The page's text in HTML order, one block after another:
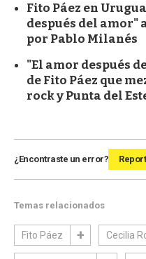
Fito Páez en
después del amor"
por Pablo Milanés
"El amor después
de Fito Páez que
rock y Punta del
¿Encontraste un error?
Temas relacionados
Fito Páez Cecilia